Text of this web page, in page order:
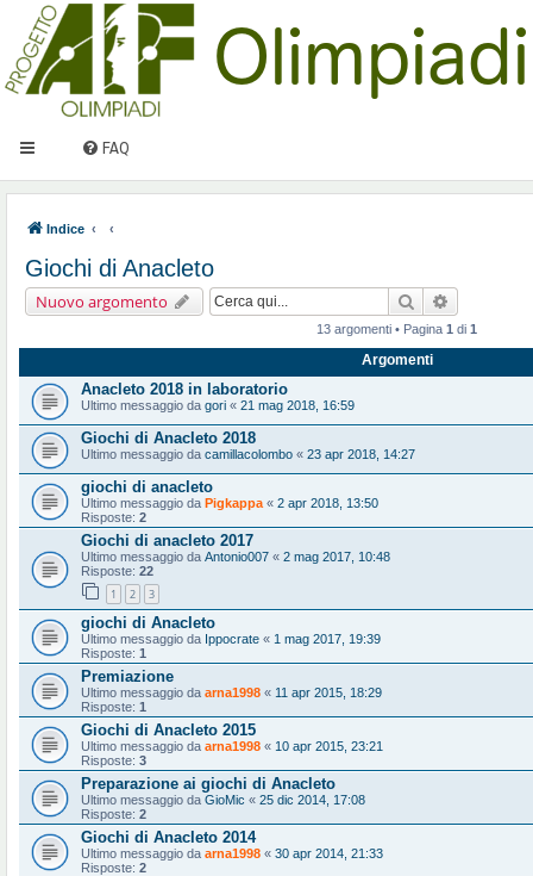
FAQ
Indice
Giochi di Anacleto
Nuovo argomento Cerca
13 argomenti • Pagina 1 di 1
Argomenti
Anacleto 2018 in laboratorio
Ultimo messaggio da gori « 21 mag 2018, 16:59
Giochi di Anacleto 2018
Ultimo messaggio da camillacolombo « 23 apr 2018, 14:27
giochi di anacleto
Ultimo messaggio da Pigkappa « 2 apr 2018, 13:50
Risposte: 2
Giochi di anacleto 2017
Ultimo messaggio da Antonio007 « 2 mag 2017, 10:48
Risposte: 22
1 2 3
giochi di Anacleto
Ultimo messaggio da Ippocrate « 1 mag 2017, 19:39
Risposte: 1
Premiazione
Ultimo messaggio da arna1998 « 11 apr 2015, 18:29
Risposte: 1
Giochi di Anacleto 2015
Ultimo messaggio da arna1998 « 10 apr 2015, 23:21
Risposte: 3
Preparazione ai giochi di Anacleto
Ultimo messaggio da GioMic « 25 dic 2014, 17:08
Risposte: 2
Giochi di Anacleto 2014
Ultimo messaggio da arna1998 « 30 apr 2014, 21:33
Risposte: 2